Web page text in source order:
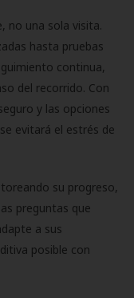
no una sola visita.
hasta pruebas
continua,
del recorrido. Con
y las opciones
evitará el estrés de
su progreso,
preguntas que
a sus
posible con